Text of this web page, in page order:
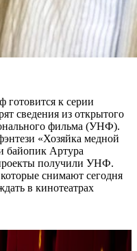
готовится к серии
сведения из открытого
фильма (УНФ).
«Хозяйка медной
байопик Артура
получили УНФ.
снимают сегодня
в кинотеатрах